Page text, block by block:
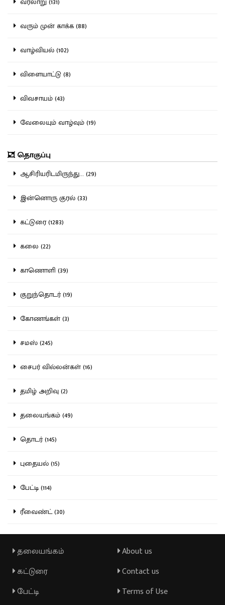
வரும் முன் காக்க (88)
வாழ்வியல் (102)
விளையாட்டு (8)
விவசாயம் (43)
வேலையும் வாழ்வும் (19)
தொகுப்பு
ஆசிரியரிடமிருந்து... (29)
இன்னொரு குரல் (33)
கட்டுரை (1283)
கலை (22)
காணொளி (39)
குறுந்தொடர் (19)
கோணங்கள் (3)
சமஸ் (245)
சைபர் வில்லன்கள் (16)
தமிழ் அறிவு (2)
தலையங்கம் (49)
தொடர் (145)
புதையல் (15)
பேட்டி (114)
ரீவைண்ட் (30)
தலையங்கம்
கட்டுரை
பேட்டி
About us
Contact us
Terms of Use